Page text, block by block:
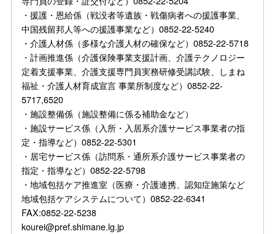
・援護・恩給係（戦没者等遺族・戦傷病者への援護事業、
中国残留邦人等への援護事業など）0852-22-5240
・介護人材係（多様な介護人材の確保など）0852-22-5718
・計画推進係（介護保険事業支援計画、介護テクノロジー
定着支援事業、介護支援専門員実務研修受講試験、しまね
福祉・介護人材育成宣言 事業所制度など）0852-22-
5717,6520
・施設整備係（施設整備に係る補助金など）
・施設サービス係（入所・入居系介護サービス事業者の指
定・指導など）0852-22-5301
・居宅サービス係（訪問系・通所系介護サービス事業者の
指定・指導など）0852-22-5798
・地域包括ケア推進室（医療・介護連携、認知症施策など
地域包括ケアシステムについて）0852-22-6341
FAX:0852-22-5238
kourei@pref.shimane.lg.jp